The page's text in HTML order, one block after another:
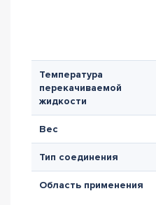
Температура
перекачиваемой
жидкости
Вес
Тип соединения
Область применения